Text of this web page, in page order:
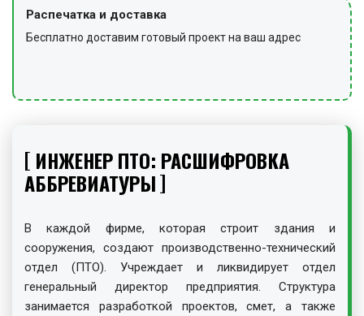
Распечатка и доставка
Бесплатно доставим готовый проект на ваш адрес
ИНЖЕНЕР ПТО: РАСШИФРОВКА
АББРЕВИАТУРЫ
В каждой фирме, которая строит здания и
сооружения, создают производственно-технический
отдел (ПТО). Учреждает и ликвидирует отдел
генеральный директор предприятия. Структура
занимается разработкой проектов, смет, а также